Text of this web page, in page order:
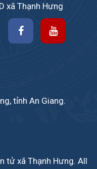
xã Thạnh Hưng
tỉnh An Giang.
tử xã Thạnh Hưng. All